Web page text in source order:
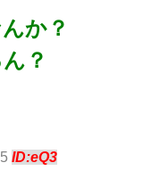
か？
？
ID:eQ3